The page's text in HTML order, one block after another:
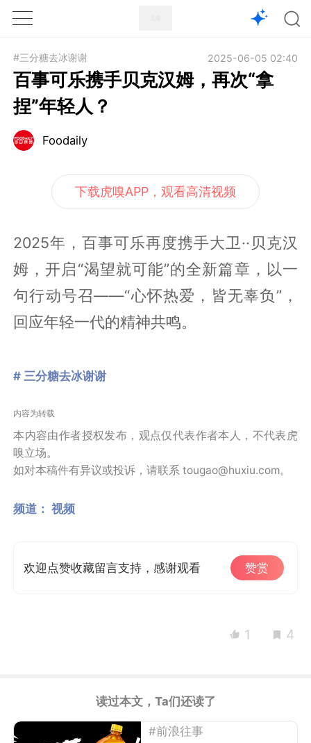
1X
#三分糖去冰谢谢 2025-06-05 02:40
百事可乐携手贝克汉姆，再次“拿
捏”年轻人？
Foodaily
下载虎嗅APP，观看高清视频
2025年，百事可乐再度携手大卫··贝克汉
姆，开启“渴望就可能”的全新篇章，以一
句行动号召——“心怀热爱，皆无辜负”，
回应年轻一代的精神共鸣。
# 三分糖去冰谢谢
内容为转载
本内容由作者授权发布，观点仅代表作者本人，不代表虎
嗅立场。
如对本稿件有异议或投诉，请联系 tougao@huxiu.com。
频道： 视频
欢迎点赞收藏留言支持，感谢观看 赞赏
1 4
读过本文，Ta们还读了
#前浪往事